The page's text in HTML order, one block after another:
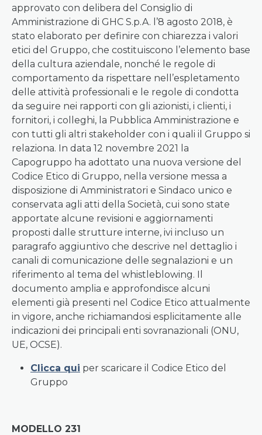
approvato con delibera del Consiglio di
Amministrazione di GHC S.p.A. l’8 agosto 2018, è
stato elaborato per definire con chiarezza i valori
etici del Gruppo, che costituiscono l’elemento base
della cultura aziendale, nonché le regole di
comportamento da rispettare nell’espletamento
delle attività professionali e le regole di condotta
da seguire nei rapporti con gli azionisti, i clienti, i
fornitori, i colleghi, la Pubblica Amministrazione e
con tutti gli altri stakeholder con i quali il Gruppo si
relaziona. In data 12 novembre 2021 la
Capogruppo ha adottato una nuova versione del
Codice Etico di Gruppo, nella versione messa a
disposizione di Amministratori e Sindaco unico e
conservata agli atti della Società, cui sono state
apportate alcune revisioni e aggiornamenti
proposti dalle strutture interne, ivi incluso un
paragrafo aggiuntivo che descrive nel dettaglio i
canali di comunicazione delle segnalazioni e un
riferimento al tema del whistleblowing. Il
documento amplia e approfondisce alcuni
elementi già presenti nel Codice Etico attualmente
in vigore, anche richiamandosi esplicitamente alle
indicazioni dei principali enti sovranazionali (ONU,
UE, OCSE).
Clicca qui per scaricare il Codice Etico del
Gruppo
MODELLO 231